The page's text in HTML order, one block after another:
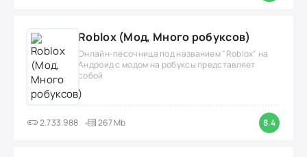
Roblox (Мод, Много робуксов)
Онлайн-песочница под названием "Roblox" на
Андроид с модом на робуксы представляет
собой
2.733.988 267 Mb 8.4